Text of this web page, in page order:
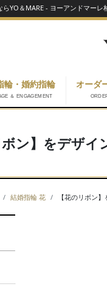
YO＆MARE - ヨーアンドマーレ
輪・婚約指輪
＆ ENGAGEMENT
オーダ
ボン】をデザ
結婚指輪 花 【花のリボン